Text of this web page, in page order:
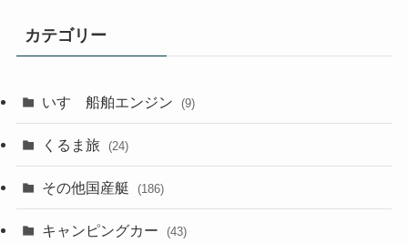
カテゴリー
いすゞ船舶エンジン (9)
くるま旅 (24)
その他国産艇 (186)
キャンピングカー (43)